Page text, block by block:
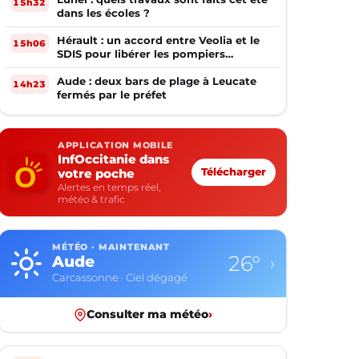
dans les écoles ?
15h06
Hérault : un accord entre Veolia et le
SDIS pour libérer les pompiers
volontaires
14h23
Aude : deux bars de plage à Leucate
fermés par le préfet
APPLICATION MOBILE
InfOccitanie dans
votre poche
Alertes en temps réel,
météo & trafic
Télécharger
MÉTÉO · MAINTENANT
Aveyron
Rodez · Ciel dégagé
20° ›
Consulter ma météo›